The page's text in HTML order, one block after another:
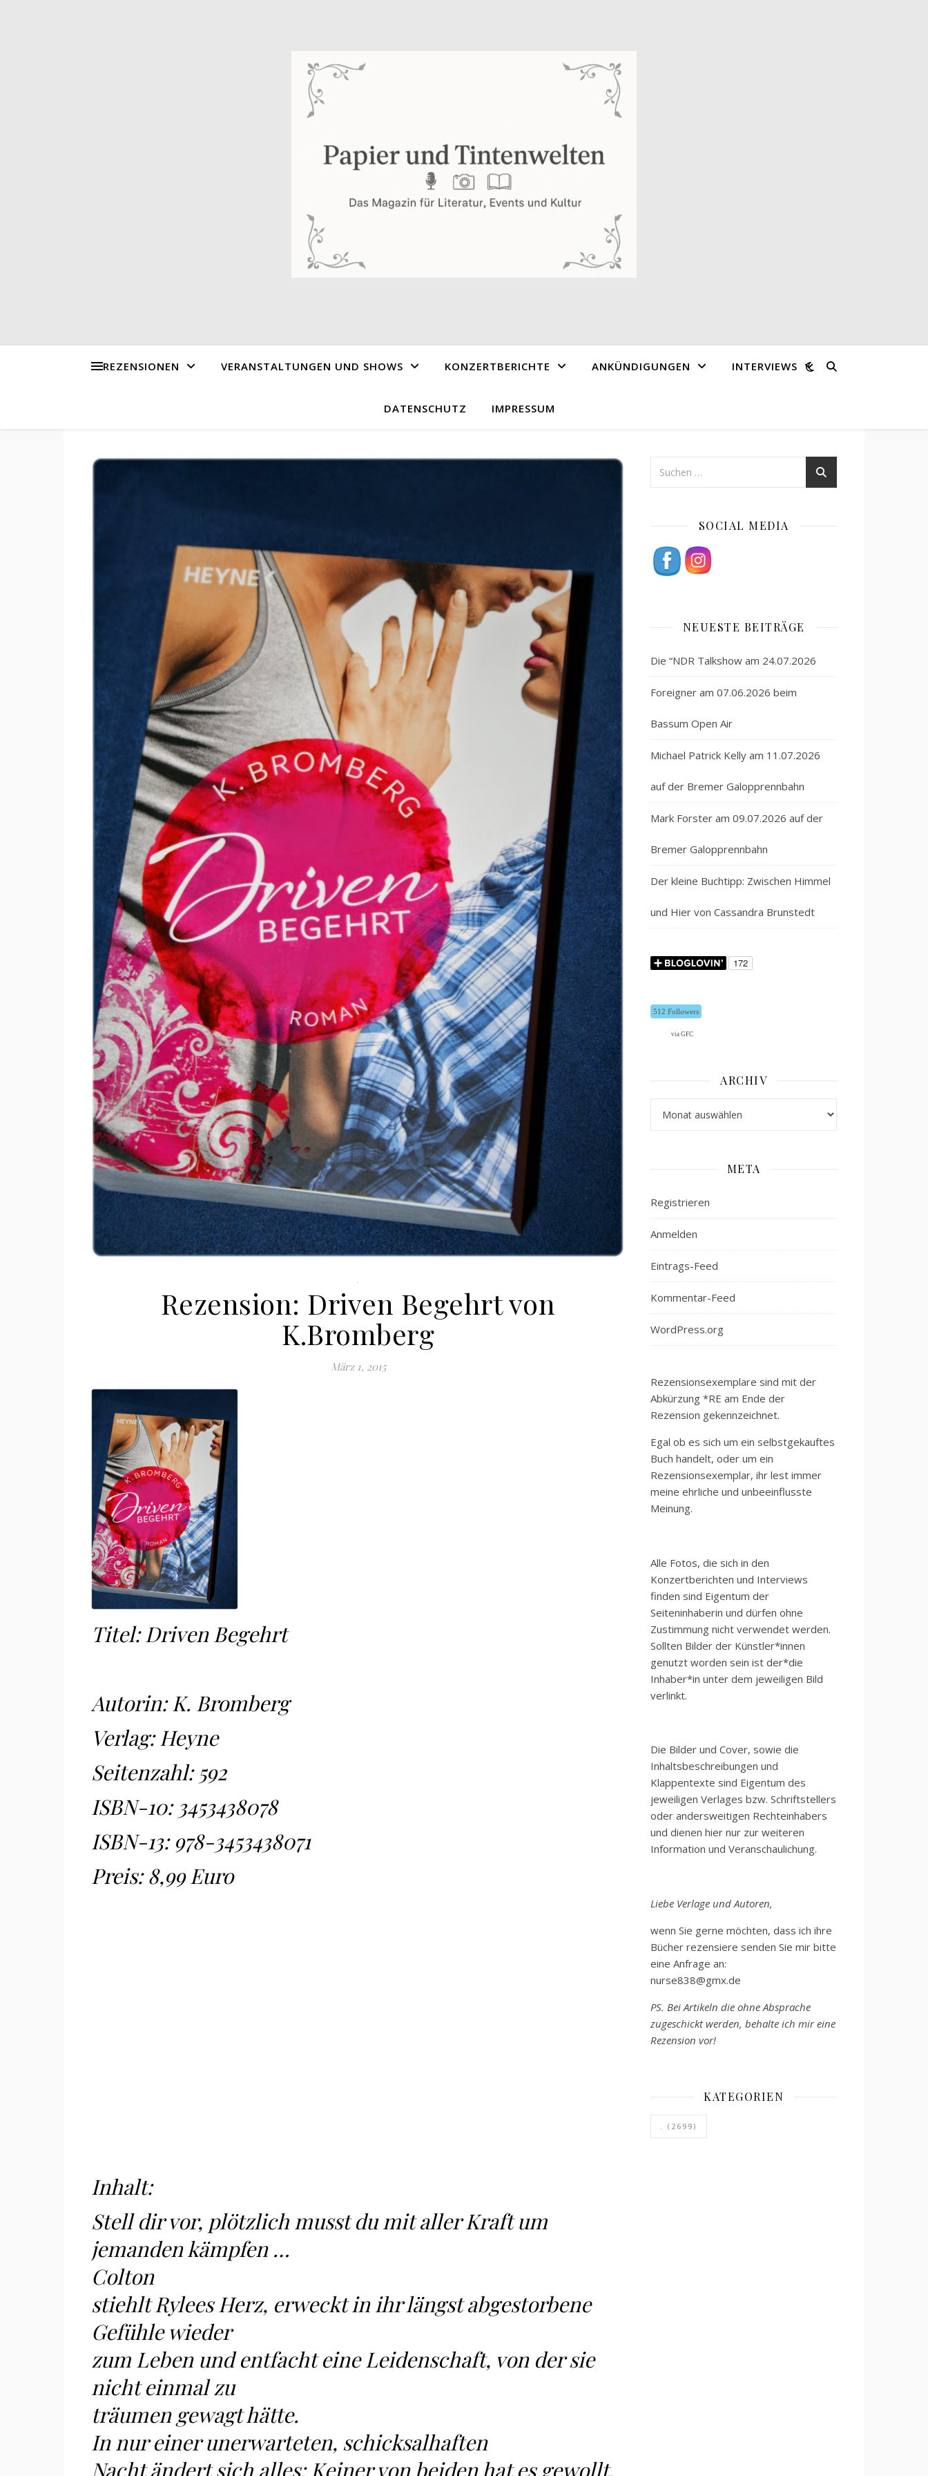
REZENSIONEN VERANSTALTUNGEN UND SHOWS KONZERTBERICHTE ANKÜNDIGUNGEN INTERVIEWS
DATENSCHUTZ IMPRESSUM
.
Rezension: Driven Begehrt von
K.Bromberg
März 1, 2015
Titel: Driven Begehrt
Autorin: K. Bromberg
Verlag: Heyne
Seitenzahl: 592
ISBN-10: 3453438078
ISBN-13: 978-3453438071
Preis: 8,99 Euro
Inhalt:
Stell dir vor, plötzlich musst du mit aller Kraft um
jemanden kämpfen …
Colton
stiehlt Rylees Herz, erweckt in ihr längst abgestorbene
Gefühle wieder
zum Leben und entfacht eine Leidenschaft, von der sie
nicht einmal zu
träumen gewagt hätte.
In nur einer unerwarteten, schicksalhaften
Nacht ändert sich alles: Keiner von beiden hat es gewollt,
SOCIAL MEDIA
NEUESTE BEITRÄGE
Die “NDR Talkshow am 24.07.2026
Foreigner am 07.06.2026 beim
Bassum Open Air
Michael Patrick Kelly am 11.07.2026
auf der Bremer Galopprennbahn
Mark Forster am 09.07.2026 auf der
Bremer Galopprennbahn
Der kleine Buchtipp: Zwischen Himmel
und Hier von Cassandra Brunstedt
512 Followers
via GFC
ARCHIV
META
Registrieren
Anmelden
Eintrags-Feed
Kommentar-Feed
WordPress.org
Rezensionsexemplare sind mit der
Abkürzung *RE am Ende der
Rezension gekennzeichnet.
Egal ob es sich um ein selbstgekauftes
Buch handelt, oder um ein
Rezensionsexemplar, ihr lest immer
meine ehrliche und unbeeinflusste
Meinung.
Alle Fotos, die sich in den
Konzertberichten und Interviews
finden sind Eigentum der
Seiteninhaberin und dürfen ohne
Zustimmung nicht verwendet werden.
Sollten Bilder der Künstler*innen
genutzt worden sein ist der*die
Inhaber*in unter dem jeweiligen Bild
verlinkt.
Die Bilder und Cover, sowie die
Inhaltsbeschreibungen und
Klappentexte sind Eigentum des
jeweiligen Verlages bzw. Schriftstellers
oder andersweitigen Rechteinhabers
und dienen hier nur zur weiteren
Information und Veranschaulichung.
Liebe Verlage und Autoren,
wenn Sie gerne möchten, dass ich ihre
Bücher rezensiere senden Sie mir bitte
eine Anfrage an:
nurse838@gmx.de
PS. Bei Artikeln die ohne Absprache
zugeschickt werden, behalte ich mir eine
Rezension vor!
KATEGORIEN
. (2699)